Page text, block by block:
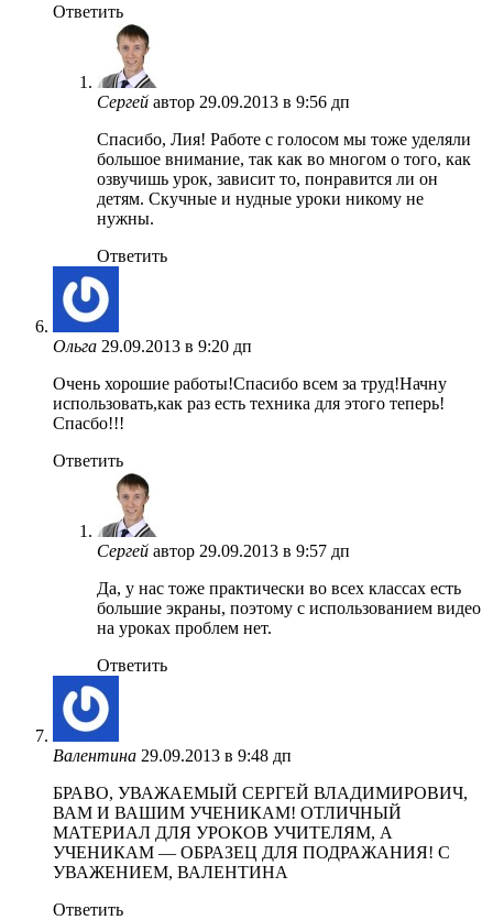
Ответить
Сергей автор 29.09.2013 в 9:56 дп
Спасибо, Лия! Работе с голосом мы тоже уделяли
большое внимание, так как во многом о того, как
озвучишь урок, зависит то, понравится ли он
детям. Скучные и нудные уроки никому не
нужны.
Ответить
Ольга 29.09.2013 в 9:20 дп
Очень хорошие работы!Спасибо всем за труд!Начну
использовать,как раз есть техника для этого теперь!
Спасбо!!!
Ответить
Сергей автор 29.09.2013 в 9:57 дп
Да, у нас тоже практически во всех классах есть
большие экраны, поэтому с использованием видео
на уроках проблем нет.
Ответить
Валентина 29.09.2013 в 9:48 дп
БРАВО, УВАЖАЕМЫЙ СЕРГЕЙ ВЛАДИМИРОВИЧ,
ВАМ И ВАШИМ УЧЕНИКАМ! ОТЛИЧНЫЙ
МАТЕРИАЛ ДЛЯ УРОКОВ УЧИТЕЛЯМ, А
УЧЕНИКАМ — ОБРАЗЕЦ ДЛЯ ПОДРАЖАНИЯ! С
УВАЖЕНИЕМ, ВАЛЕНТИНА
Ответить